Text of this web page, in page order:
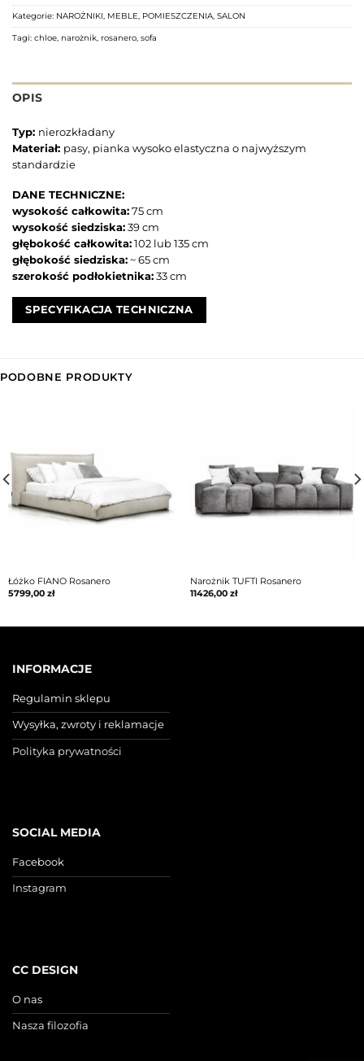
Kategorie: NAROŻNIKI, MEBLE, POMIESZCZENIA, SALON
Tagi: chloe, narożnik, rosanero, sofa
OPIS
Typ: nierozkładany
Materiał: pasy, pianka wysoko elastyczna o najwyższym
standardzie
DANE TECHNICZNE:
wysokość całkowita:75 cm
wysokość siedziska:39 cm
głębokość całkowita:102 lub 135 cm
głębokość siedziska: ~ 65 cm
szerokość podłokietnika:33 cm
SPECYFIKACJA TECHNICZNA
PODOBNE PRODUKTY
Łóżko FIANO Rosanero
5799,00 zł
Narożnik TUFTI Rosanero
11426,00 zł
INFORMACJE
Regulamin sklepu
Wysyłka, zwroty i reklamacje
Polityka prywatności
SOCIAL MEDIA
Facebook
Instagram
CC DESIGN
O nas
Nasza filozofia